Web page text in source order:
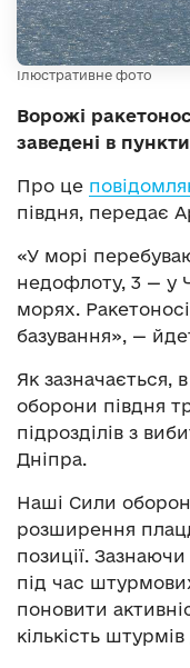
Ілюстративне фото
Ворожі
заведені в
Про це
півдня, передає
«У морі
недофлоту, 3 — у
морях.
базування», —
Як зазначається,
оборони півдня
підрозділів з
Дніпра.
Наші Сили
розширення
позиції.
під час
поновити
кількість